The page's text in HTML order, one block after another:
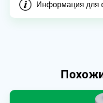
Информация для